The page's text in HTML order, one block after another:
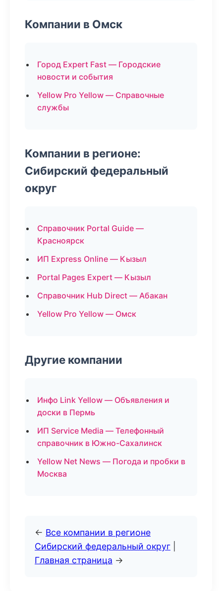
Компании в Омск
Город Expert Fast — Городские
новости и события
Yellow Pro Yellow — Справочные
службы
Компании в регионе:
Сибирский федеральный
округ
Справочник Portal Guide —
Красноярск
ИП Express Online — Кызыл
Portal Pages Expert — Кызыл
Справочник Hub Direct — Абакан
Yellow Pro Yellow — Омск
Другие компании
Инфо Link Yellow — Объявления и
доски в Пермь
ИП Service Media — Телефонный
справочник в Южно-Сахалинск
Yellow Net News — Погода и пробки в
Москва
← Все компании в регионе
Сибирский федеральный округ
Главная страница →